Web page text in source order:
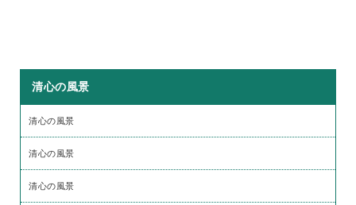
清心の風景
清心の風景
清心の風景
清心の風景